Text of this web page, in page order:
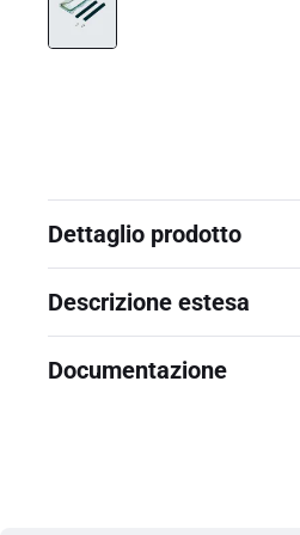
Dettaglio prodotto
Descrizione estesa
Documentazione